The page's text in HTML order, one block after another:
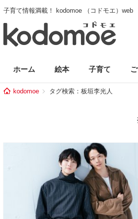
子育て情報満載！ kodomoe （コドモエ）web
ホーム 絵本 子育て
kodomoe タグ検索：板垣李光人